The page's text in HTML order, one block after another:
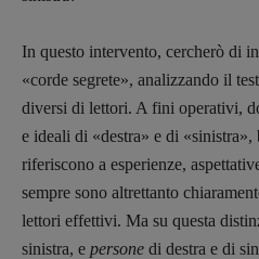
In questo intervento, cercherò di
«corde segrete», analizzando il
diversi di lettori. A fini operativi,
e ideali di «destra» e di «sinistra»,
riferiscono a esperienze,
sempre sono altrettanto
lettori effettivi. Ma su questa
sinistra, e persone di destra e di